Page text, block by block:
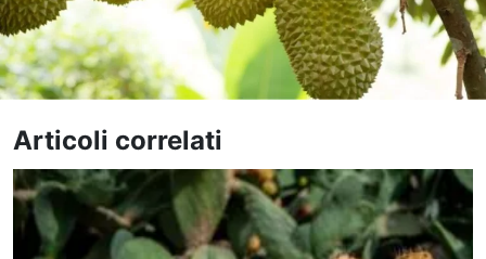
Articoli correlati